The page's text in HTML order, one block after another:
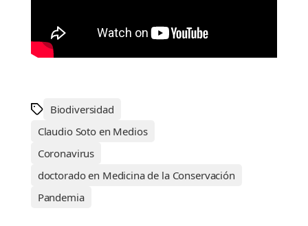
Biodiversidad
Claudio Soto en Medios
Coronavirus
doctorado en Medicina de la Conservación
Pandemia